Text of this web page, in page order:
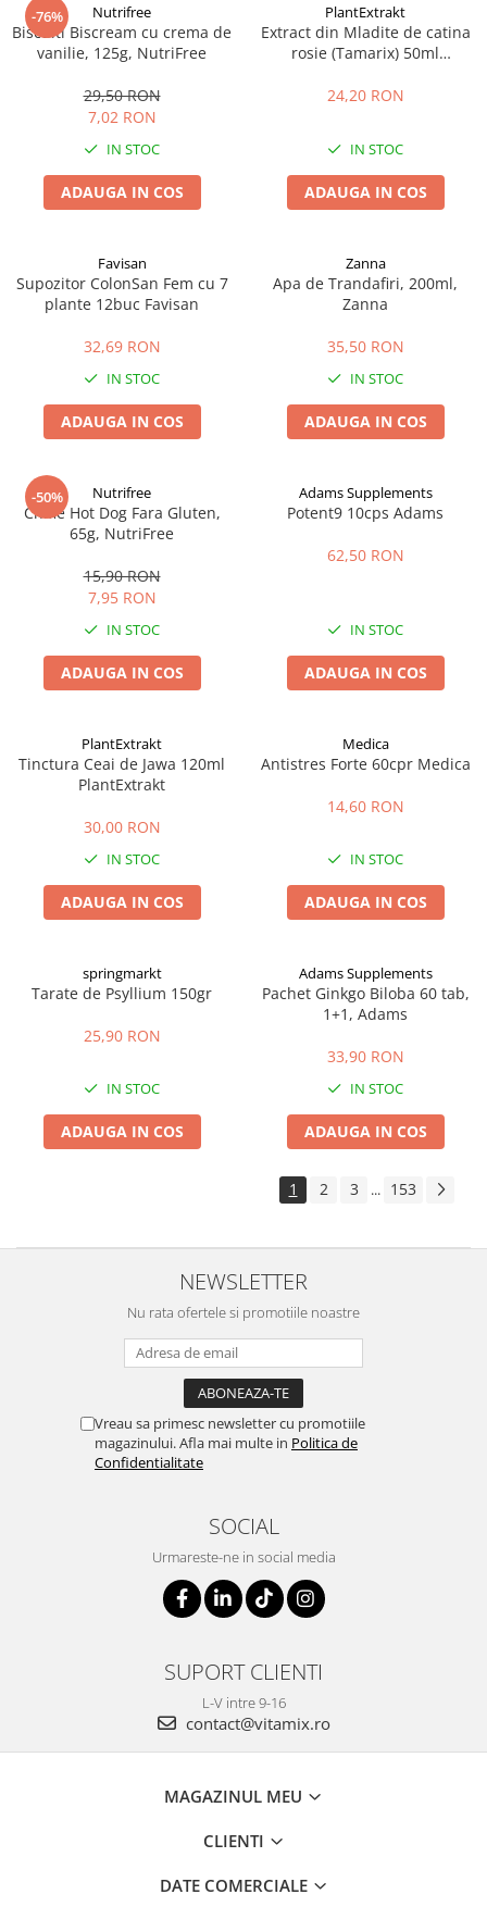
-76% Nutrifree
Biscuiti Biscream cu crema de
vanilie, 125g, NutriFree
29,50 RON
7,02 RON
IN STOC
ADAUGA IN COS
PlantExtrakt
Extract din Mladite de catina
rosie (Tamarix) 50ml
24,20 RON
IN STOC
ADAUGA IN COS
Favisan
Supozitor ColonSan Fem cu 7
plante 12buc Favisan
32,69 RON
IN STOC
ADAUGA IN COS
Zanna
Apa de Trandafiri, 200ml,
Zanna
35,50 RON
IN STOC
ADAUGA IN COS
-50% Nutrifree
Chifle Hot Dog Fara Gluten,
65g, NutriFree
15,90 RON
7,95 RON
IN STOC
ADAUGA IN COS
Adams Supplements
Potent9 10cps Adams
62,50 RON
IN STOC
ADAUGA IN COS
PlantExtrakt
Tinctura Ceai de Jawa 120ml
PlantExtrakt
30,00 RON
IN STOC
ADAUGA IN COS
Medica
Antistres Forte 60cpr Medica
14,60 RON
IN STOC
ADAUGA IN COS
springmarkt
Tarate de Psyllium 150gr
25,90 RON
IN STOC
ADAUGA IN COS
Adams Supplements
Pachet Ginkgo Biloba 60 tab,
1+1, Adams
33,90 RON
IN STOC
ADAUGA IN COS
1 2 3 ... 153
NEWSLETTER
Nu rata ofertele si promotiile noastre
Vreau sa primesc newsletter cu promotiile
magazinului. Afla mai multe in Politica de
Confidentialitate
SOCIAL
Urmareste-ne in social media
SUPORT CLIENTI
L-V intre 9-16
contact@vitamix.ro
MAGAZINUL MEU
CLIENTI
DATE COMERCIALE